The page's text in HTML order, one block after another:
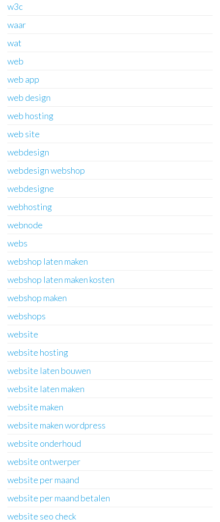
w3c
waar
wat
web
web app
web design
web hosting
web site
webdesign
webdesign webshop
webdesigne
webhosting
webnode
webs
webshop laten maken
webshop laten maken kosten
webshop maken
webshops
website
website hosting
website laten bouwen
website laten maken
website maken
website maken wordpress
website onderhoud
website ontwerper
website per maand
website per maand betalen
website seo check